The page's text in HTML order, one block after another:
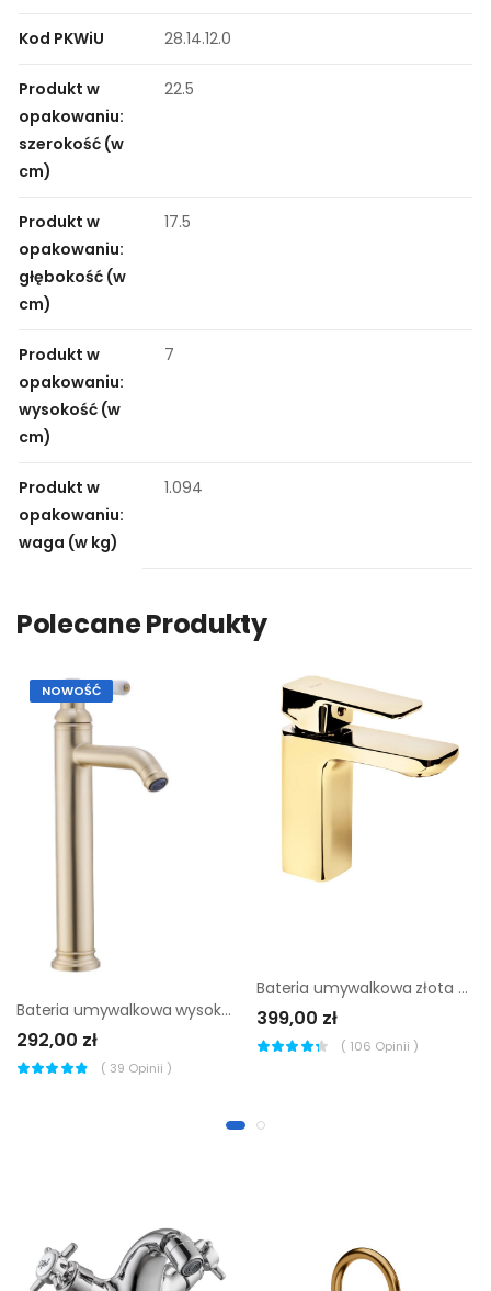
Kod PKWiU 28.14.12.0
Produkt w
opakowaniu:
szerokość (w
cm)
22.5
Produkt w
opakowaniu:
głębokość (w
cm)
17.5
Produkt w
opakowaniu:
wysokość (w
cm)
7
Produkt w
opakowaniu:
waga (w kg)
1.094
Polecane Produkty
NOWOŚĆ
Bateria umywalkowa wysoka złota Charm Sensea
292,00 zł
( 39 Opinii )
Bateria umywalkowa złota Remo Gold Valvex
399,00 zł
( 106 Opinii )